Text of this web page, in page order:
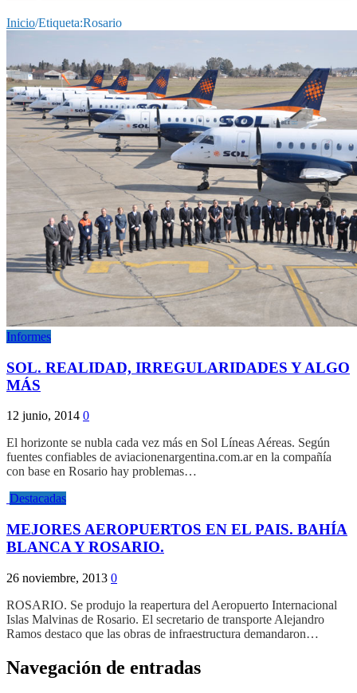
Inicio/Etiqueta:Rosario
Informes
SOL. REALIDAD, IRREGULARIDADES Y ALGO
MÁS
12 junio, 2014 0
El horizonte se nubla cada vez más en Sol Líneas Aéreas. Según
fuentes confiables de aviacionenargentina.com.ar en la compañía
con base en Rosario hay problemas…
Destacadas
MEJORES AEROPUERTOS EN EL PAIS. BAHÍA
BLANCA Y ROSARIO.
26 noviembre, 2013 0
ROSARIO. Se produjo la reapertura del Aeropuerto Internacional
Islas Malvinas de Rosario. El secretario de transporte Alejandro
Ramos destaco que las obras de infraestructura demandaron…
Navegación de entradas